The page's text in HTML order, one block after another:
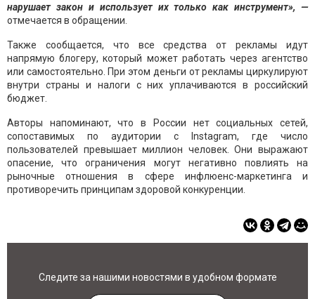
нарушает закон и использует их только как инструмент», —
отмечается в обращении.
Также сообщается, что все средства от рекламы идут
напрямую блогеру, который может работать через агентство
или самостоятельно. При этом деньги от рекламы циркулируют
внутри страны и налоги с них уплачиваются в российский
бюджет.
Авторы напоминают, что в России нет социальных сетей,
сопоставимых по аудитории с Instagram, где число
пользователей превышает миллион человек. Они выражают
опасение, что ограничения могут негативно повлиять на
рыночные отношения в сфере инфлюенс-маркетинга и
противоречить принципам здоровой конкуренции.
Следите за нашими новостями в удобном формате